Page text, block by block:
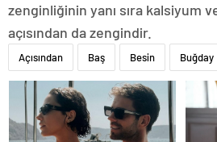
zenginliğinin yanı sıra kalsiyum
açısından da zengindir.
Açısından Baş Besin Buğday